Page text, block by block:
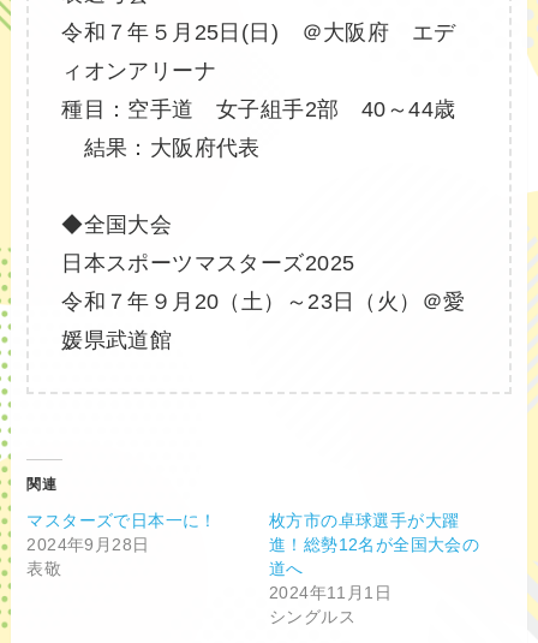
令和７年５月25日(日) ＠大阪府 エデ
ィオンアリーナ
種目：空手道 女子組手2部 40～44歳
結果：大阪府代表
◆全国大会
日本スポーツマスターズ2025
令和７年９月20（土）～23日（火）＠愛
媛県武道館
関連
マスターズで日本一に！
2024年9月28日
表敬
枚方市の卓球選手が大躍
進！総勢12名が全国大会の
道へ
2024年11月1日
シングルス